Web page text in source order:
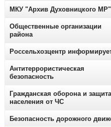
МКУ "Архив Духовницкого МР"
Общественные организации
района
Россельхозцентр
Антитеррористическая
безопасность
Гражданская оборона и защита
населения от ЧС
Безопасность дорожного